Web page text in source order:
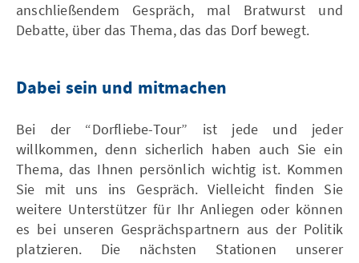
anschließendem Gespräch, mal Bratwurst und
Debatte, über das Thema, das das Dorf bewegt.
Dabei sein und mitmachen
Bei der “Dorfliebe-Tour” ist jede und jeder
willkommen, denn sicherlich haben auch Sie ein
Thema, das Ihnen persönlich wichtig ist. Kommen
Sie mit uns ins Gespräch. Vielleicht finden Sie
weitere Unterstützer für Ihr Anliegen oder können
es bei unseren Gesprächspartnern aus der Politik
platzieren. Die nächsten Stationen unserer